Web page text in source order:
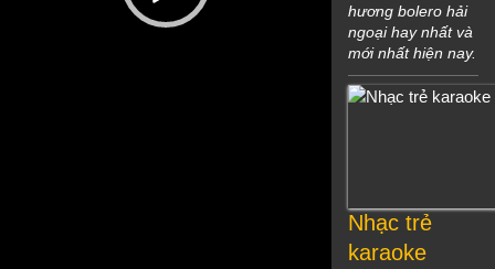
hương bolero hải
ngoại hay nhất và
mới nhất hiện nay.
Nhạc trẻ
karaoke